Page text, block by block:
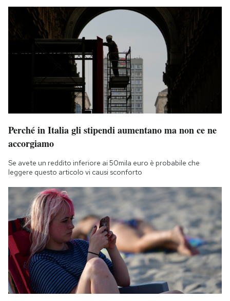
Perché in Italia gli stipendi aumentano ma non ce ne
accorgiamo
Se avete un reddito inferiore ai 50mila euro è probabile che
leggere questo articolo vi causi sconforto